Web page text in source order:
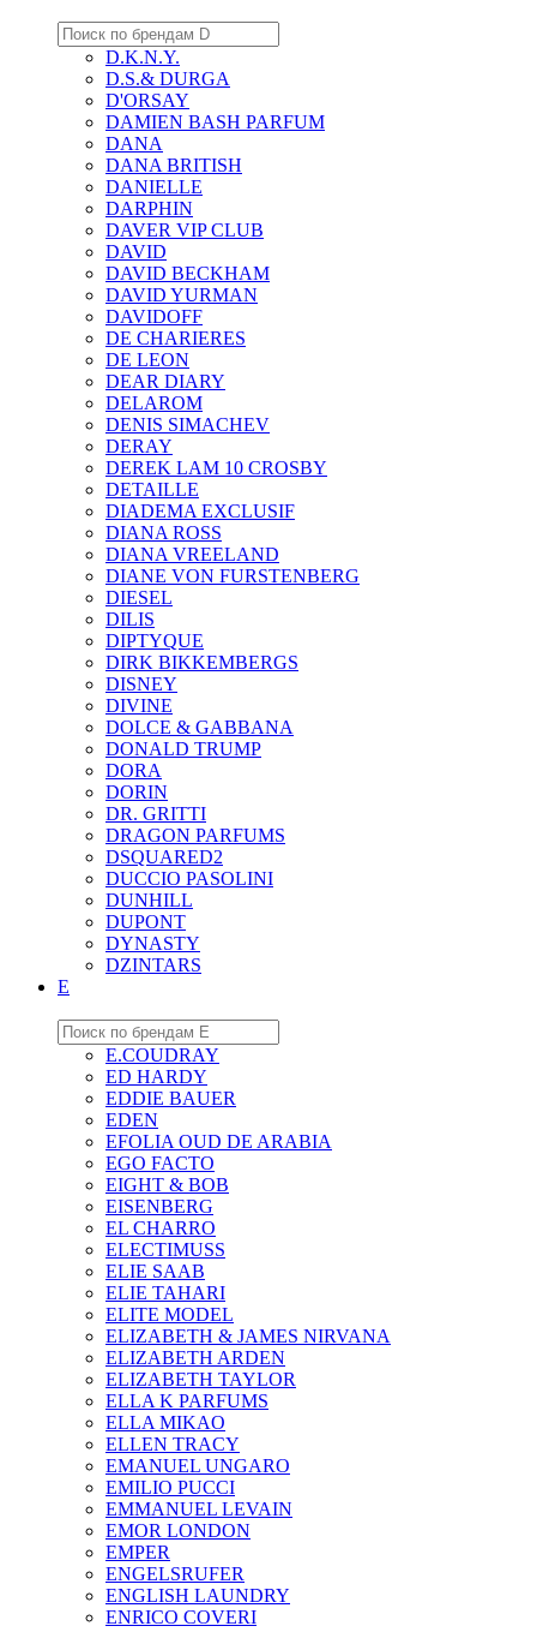
D.K.N.Y.
D.S.& DURGA
D'ORSAY
DAMIEN BASH PARFUM
DANA
DANA BRITISH
DANIELLE
DARPHIN
DAVER VIP CLUB
DAVID
DAVID BECKHAM
DAVID YURMAN
DAVIDOFF
DE CHARIERES
DE LEON
DEAR DIARY
DELAROM
DENIS SIMACHEV
DERAY
DEREK LAM 10 CROSBY
DETAILLE
DIADEMA EXCLUSIF
DIANA ROSS
DIANA VREELAND
DIANE VON FURSTENBERG
DIESEL
DILIS
DIPTYQUE
DIRK BIKKEMBERGS
DISNEY
DIVINE
DOLCE & GABBANA
DONALD TRUMP
DORA
DORIN
DR. GRITTI
DRAGON PARFUMS
DSQUARED2
DUCCIO PASOLINI
DUNHILL
DUPONT
DYNASTY
DZINTARS
E
E.COUDRAY
ED HARDY
EDDIE BAUER
EDEN
EFOLIA OUD DE ARABIA
EGO FACTO
EIGHT & BOB
EISENBERG
EL CHARRO
ELECTIMUSS
ELIE SAAB
ELIE TAHARI
ELITE MODEL
ELIZABETH & JAMES NIRVANA
ELIZABETH ARDEN
ELIZABETH TAYLOR
ELLA K PARFUMS
ELLA MIKAO
ELLEN TRACY
EMANUEL UNGARO
EMILIO PUCCI
EMMANUEL LEVAIN
EMOR LONDON
EMPER
ENGELSRUFER
ENGLISH LAUNDRY
ENRICO COVERI